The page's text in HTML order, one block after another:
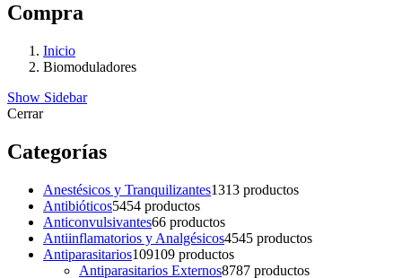
Compra
Inicio
Biomoduladores
Show Sidebar
Cerrar
Categorías
Anestésicos y Tranquilizantes1313 productos
Antibióticos5454 productos
Anticonvulsivantes66 productos
Antiinflamatorios y Analgésicos4545 productos
Antiparasitarios109109 productos
Antiparasitarios Externos8787 productos